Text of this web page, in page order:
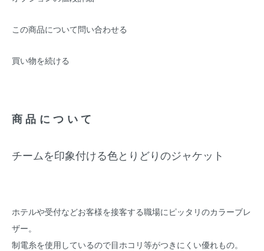
この商品について問い合わせる
買い物を続ける
商品について
チームを印象付ける色とりどりのジャケット
ホテルや受付などお客様を接客する職場にピッタリのカラーブレ
ザー。
制電糸を使用しているので目ホコリ等がつきにくい優れもの。